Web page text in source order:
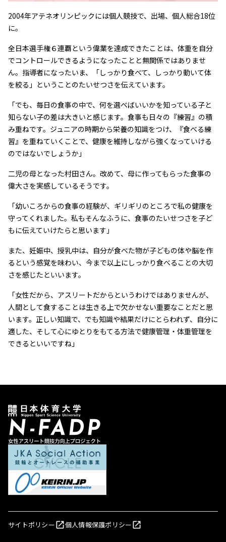
2004年アテネオリンピックには個人競技で、出場、個人総合18位
に。
全日本選手権６連覇という偉業を達成できたことは、体重を自分
でコントロールできるようになったことと無関係ではありませ
ん。指導者になったいま、「しっかり食べて、しっかり動いて体
を絞る」ということのたいせつさを伝えています。
「でも、毎日の食事の中で、何を選べばいいかを知っている子と
知らない子の差は大きいと感じます。食事も日々の『練習』の積
み重ねです。ジュニアの時期から栄養の知識をつけ、『食べる練
習』を重ねていくことで、健康を維持しながら強くなっていける
のではないでしょうか」
二児の母となった村田さん。改めて、母に作ってもらった食事の
偉大さを実感しているそうです。
「幼いころからの食事の経験が、ギリギリのところで私の健康を
守ってくれました。私もそんなふうに、食事のたいせつさを子ど
もに伝えていけたらと思います」
また、妊娠中、授乳中は、自分が食べた物が子どもの体や脳を作
るという感覚を味わい、今まで以上にしっかり食べることの大切
さを感じたといいます。
「女性だから、アスリートだからというわけではありませんが、
人間として食することは生きる上で欠かせない重要なことだと思
います。正しい知識で、でも知識や結果だけにとらわれず、自分に
適した、そして心にゆとりをもてる方法で健康管理・体重管理を
できるといいですね」
サイトポリシー 個人情報保護ポリシー